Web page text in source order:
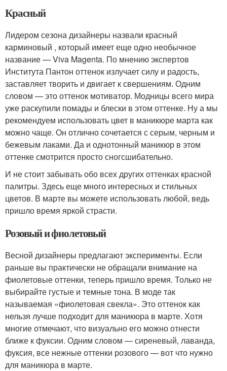
Красный
Лидером сезона дизайнеры назвали красный
карминовый , который имеет еще одно необычное
название — Viva Magenta. По мнению экспертов
Института Пантон оттенок излучает силу и радость,
заставляет творить и двигает к свершениям. Одним
словом — это оттенок мотиватор. Модницы всего мира
уже раскупили помады и блески в этом оттенке. Ну а мы
рекомендуем использовать цвет в маникюре марта как
можно чаще. Он отлично сочетается с серым, черным и
бежевым лаками. Да и однотонный маникюр в этом
оттенке смотрится просто сногсшибательно.
И не стоит забывать обо всех других оттенках красной
палитры. Здесь еще много интересных и стильных
цветов. В марте вы можете использовать любой, ведь
пришло время яркой страсти.
Розовый и фиолетовый
Весной дизайнеры предлагают эксперименты. Если
раньше вы практически не обращали внимание на
фиолетовые оттенки, теперь пришло время. Только не
выбирайте густые и темные тона. В моде так
называемая «фиолетовая свекла». Это оттенок как
нельзя лучше подходит для маникюра в марте. Хотя
многие отмечают, что визуально его можно отнести
ближе к фуксии. Одним словом — сиреневый, лаванда,
фуксия, все нежные оттенки розового — вот что нужно
для маникюра в марте.